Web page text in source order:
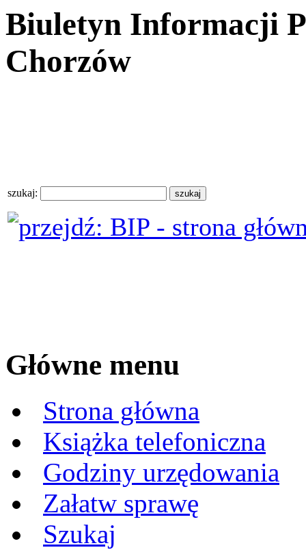
Biuletyn Informacji
Chorzów
szukaj:
Główne menu
Strona główna
Książka telefoniczna
Godziny urzędowania
Załatw sprawę
Szukaj